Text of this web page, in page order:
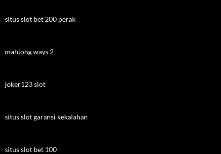
situs slot bet 200 perak
mahjong ways 2
joker123 slot
situs slot garansi kekalahan
situs slot bet 100